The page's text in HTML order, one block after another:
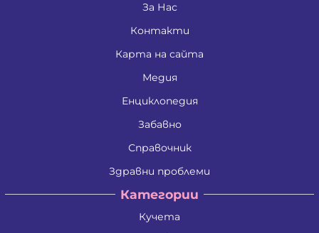
За Нас
Контакти
Карта на сайта
Медия
Енциклопедия
Забавно
Справочник
Здравни проблеми
Категории
Кучета